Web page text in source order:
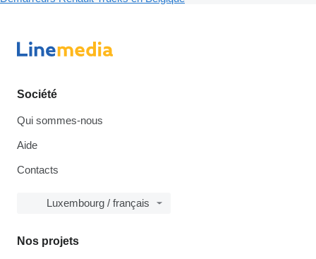
Société
Qui sommes-nous
Aide
Contacts
Luxembourg / français
Nos projets